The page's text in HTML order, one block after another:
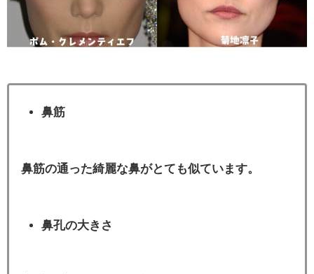
鼻筋
鼻筋の通った綺麗な鼻がとても似ています。
鼻孔の大きさ